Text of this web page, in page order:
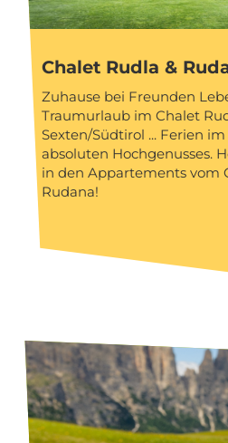
Chalet Rudla &
Zuhause bei Freunden
Traumurlaub im Chalet
Sexten/Südtirol ... Ferien
absoluten Hochgenusses.
in den Appartements vom
Rudana!